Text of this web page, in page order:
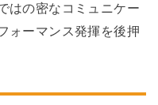
はの密なコミュニケー
ォーマンス発揮を後押